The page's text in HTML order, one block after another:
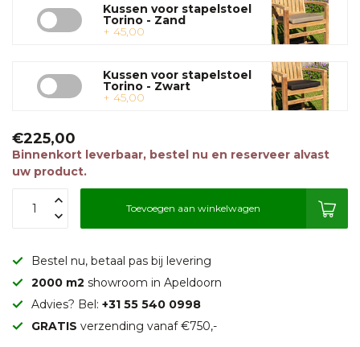
Kussen voor stapelstoel
Torino - Zand
+ 45,00
Kussen voor stapelstoel
Torino - Zwart
+ 45,00
€225,00
Binnenkort leverbaar, bestel nu en reserveer alvast
uw product.
Toevoegen aan winkelwagen
Bestel nu, betaal pas bij levering
2000 m2 showroom in Apeldoorn
Advies? Bel: +31 55 540 0998
GRATIS verzending vanaf €750,-